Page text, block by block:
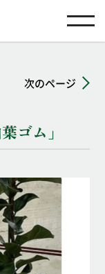
葉ゴム」
次のページ
ゴム」